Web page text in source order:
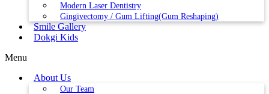
Modern Laser Dentistry
Gingivectomy / Gum Lifting(Gum Reshaping)
Smile Gallery
Dokgi Kids
Menu
About Us
Our Team